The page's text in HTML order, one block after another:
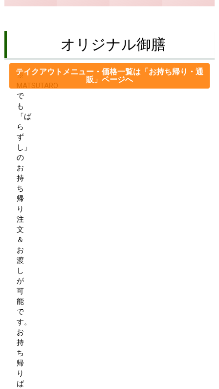
オリジナル御膳
※
MATSUTARO
で
も
「ば
ら
ず
し」
の
お
持
ち
帰
り
注
文
＆
お
渡
し
が
可
能
で
す。
お
持
ち
帰
り
ば
テイクアウトメニュー・価格一覧は「お持ち帰り・通
販」ページへ